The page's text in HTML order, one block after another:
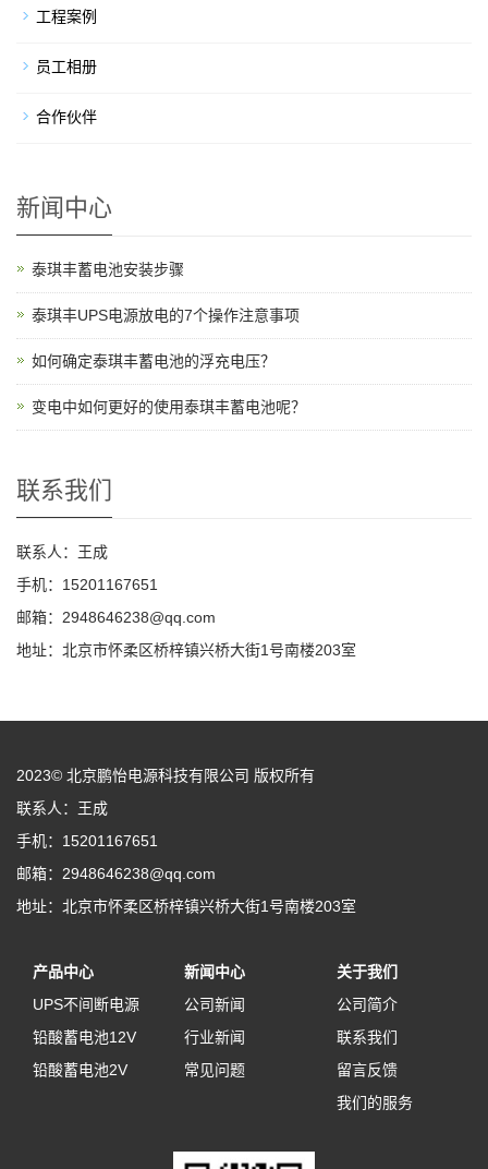
工程案例
员工相册
合作伙伴
新闻中心
泰琪丰蓄电池安装步骤
泰琪丰UPS电源放电的7个操作注意事项
如何确定泰琪丰蓄电池的浮充电压？
变电中如何更好的使用泰琪丰蓄电池呢？
联系我们
联系人：王成
手机：15201167651
邮箱：2948646238@qq.com
地址：北京市怀柔区桥梓镇兴桥大街1号南楼203室
2023© 北京鹏怡电源科技有限公司 版权所有
联系人：王成
手机：15201167651
邮箱：2948646238@qq.com
地址：北京市怀柔区桥梓镇兴桥大街1号南楼203室
产品中心
UPS不间断电源
铅酸蓄电池12V
铅酸蓄电池2V
新闻中心
公司新闻
行业新闻
常见问题
关于我们
公司简介
联系我们
留言反馈
我们的服务